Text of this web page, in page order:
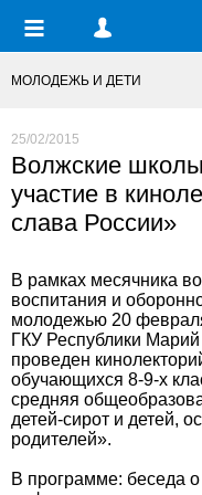
МОЛОДЕЖЬ И ДЕТИ
25/02/2015
Волжские
участие в
слава России»
В рамках месячника
воспитания и
молодежью 20
ГКУ Республики
проведен
обучающихся 8-9-х
средняя
детей-сирот и детей,
родителей».
В программе: беседа